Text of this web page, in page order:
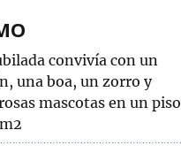
convivía con un
una boa, un zorro y
mascotas en un piso